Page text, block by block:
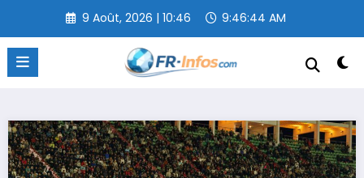
contenu
9 Août, 2026 | 10:46 9:46:45 AM